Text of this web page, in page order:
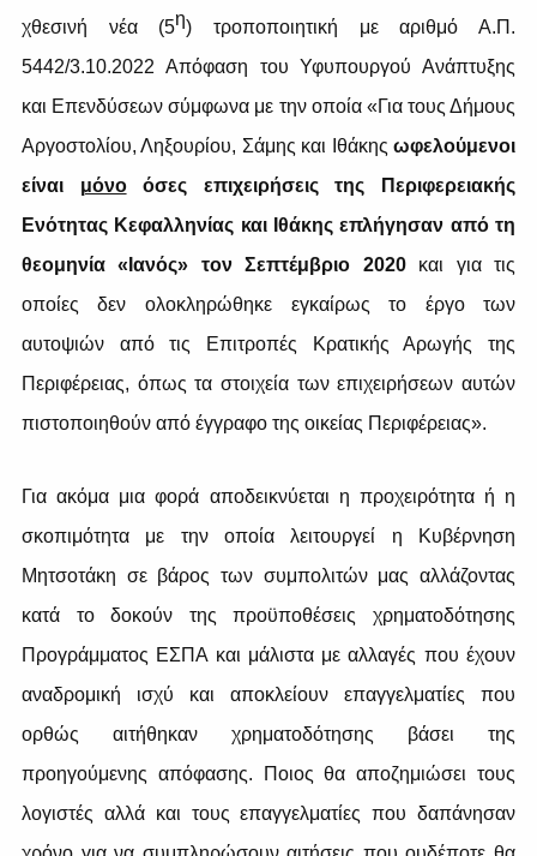
χθεσινή νέα (5η) τροποποιητική με αριθμό Α.Π.
5442/3.10.2022 Απόφαση του Υφυπουργού Ανάπτυξης
και Επενδύσεων σύμφωνα με την οποία «Για τους Δήμους
Αργοστολίου, Ληξουρίου, Σάμης και Ιθάκηςωφελούμενοι
είναι μόνοόσες επιχειρήσεις της Περιφερειακής
Ενότητας Κεφαλληνίας και Ιθάκης επλήγησαν από τη
θεομηνία «Ιανός» τον Σεπτέμβριο 2020 και για τις
οποίες δεν ολοκληρώθηκε εγκαίρως το έργο των
αυτοψιών από τις Επιτροπές Κρατικής Αρωγής της
Περιφέρειας, όπως τα στοιχεία των επιχειρήσεων αυτών
πιστοποιηθούν από έγγραφο της οικείας Περιφέρειας».
Για ακόμα μια φορά αποδεικνύεται η προχειρότητα ή η
σκοπιμότητα με την οποία λειτουργεί η Κυβέρνηση
Μητσοτάκη σε βάρος των συμπολιτών μας αλλάζοντας
κατά το δοκούν της προϋποθέσεις χρηματοδότησης
Προγράμματος ΕΣΠΑ και μάλιστα με αλλαγές που έχουν
αναδρομική ισχύ και αποκλείουν επαγγελματίες που
ορθώς αιτήθηκαν χρηματοδότησης βάσει της
προηγούμενης απόφασης. Ποιος θα αποζημιώσει τους
λογιστές αλλά και τους επαγγελματίες που δαπάνησαν